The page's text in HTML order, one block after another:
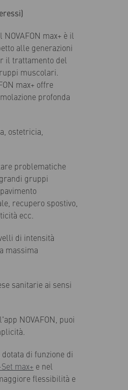
NOVAFON max+ è il
alle generazioni
il trattamento del
muscolari.
max+ offre
profonda
ostetricia,
problematiche
gruppi
recupero spostivo,
ecc.
di intensità
massima
sanitarie ai sensi
NOVAFON, puoi
di funzione di
max+ e nel
flessibilità e